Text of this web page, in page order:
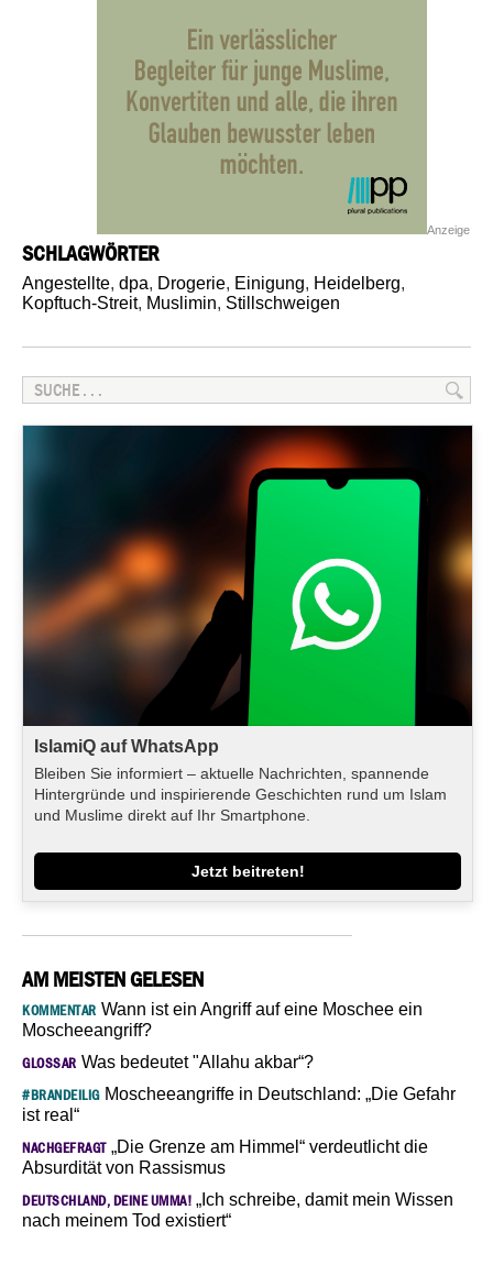
Anzeige
SCHLAGWÖRTER
Angestellte, dpa, Drogerie, Einigung, Heidelberg,
Kopftuch-Streit, Muslimin, Stillschweigen
IslamiQ auf WhatsApp
Bleiben Sie informiert – aktuelle Nachrichten, spannende
Hintergründe und inspirierende Geschichten rund um Islam
und Muslime direkt auf Ihr Smartphone.
Jetzt beitreten!
AM MEISTEN GELESEN
KOMMENTAR Wann ist ein Angriff auf eine Moschee ein
Moscheeangriff?
GLOSSAR Was bedeutet "Allahu akbar“?
#BRANDEILIGMoscheeangriffe in Deutschland: „Die Gefahr
ist real“
NACHGEFRAGT„Die Grenze am Himmel“ verdeutlicht die
Absurdität von Rassismus
DEUTSCHLAND, DEINE UMMA! „Ich schreibe, damit mein Wissen
nach meinem Tod existiert“